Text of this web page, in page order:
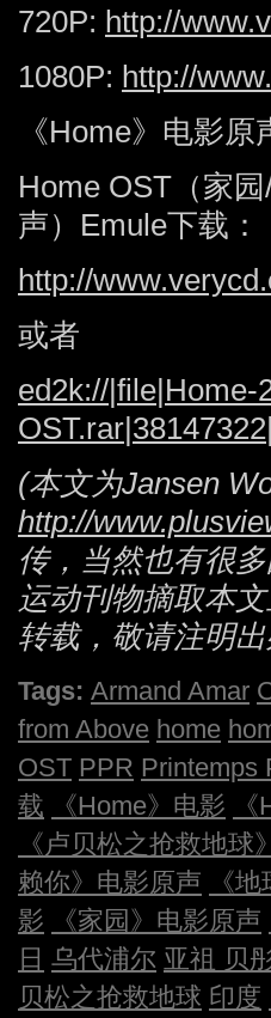
720P: http://
1080P: http://
《Home》电影原
Home OST（家
声）Emule下载：
http://
或者
ed2k://|file|Home-
(本文为Jansen
http://
传，当然也有很
运动刊物摘取本
转载，敬请注明
Tags: Armand Amar
from Above home
OST PPR Printemps
载
《Home》电影
《卢贝松之抢救地球
赖你》电影原声
《
影
《家园》电影原声
日 乌代浦尔 亚祖 贝
贝松之抢救地球 印度